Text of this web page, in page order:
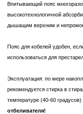
Впитывающий пояс
высокотехнологичной
дышащим верхним и
Пояс для кобелей удобен,
использоваться для
Эксплуатация: по мере
рекомендуется стирка в
температуре (40-60
отбеливателя!